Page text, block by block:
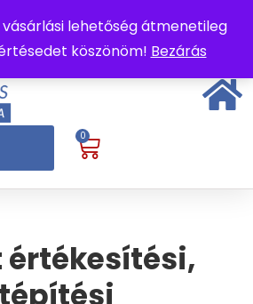
lehetőség átmenetileg
köszönöm! Bezárás
0